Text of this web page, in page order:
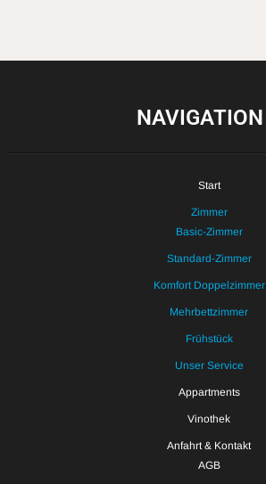
NAVIGATION
Start
Zimmer
Basic-Zimmer
Standard-Zimmer
Komfort Doppelzimmer
Mehrbettzimmer
Frühstück
Unser Service
Appartments
Vinothek
Anfahrt & Kontakt
AGB